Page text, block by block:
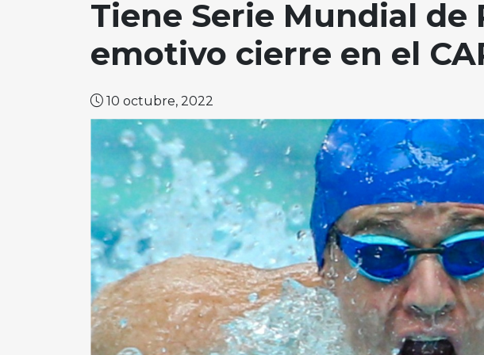
Tiene Serie Mundial de
emotivo cierre en el
10 octubre, 2022